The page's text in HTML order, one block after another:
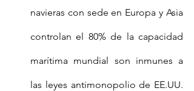
navieras con sede en Europa y Asia
controlan el 80% de la capacidad
marítima mundial son inmunes a
las leyes antimonopolio de EE.UU.